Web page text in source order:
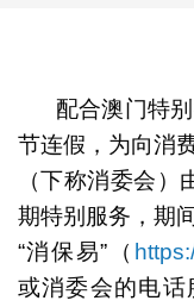
配合澳门特
节连假，为向消
（下称消委会
期特别服务，期
“消保易”（
或消委会的电话